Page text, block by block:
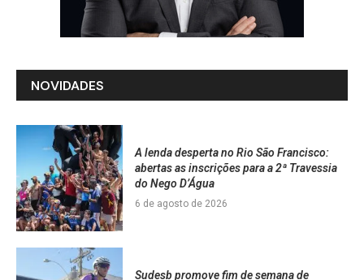
NOVIDADES
A lenda desperta no Rio São Francisco:
abertas as inscrições para a 2ª Travessia
do Nego D’Água
6 de agosto de 2026
Sudesb promove fim de semana de